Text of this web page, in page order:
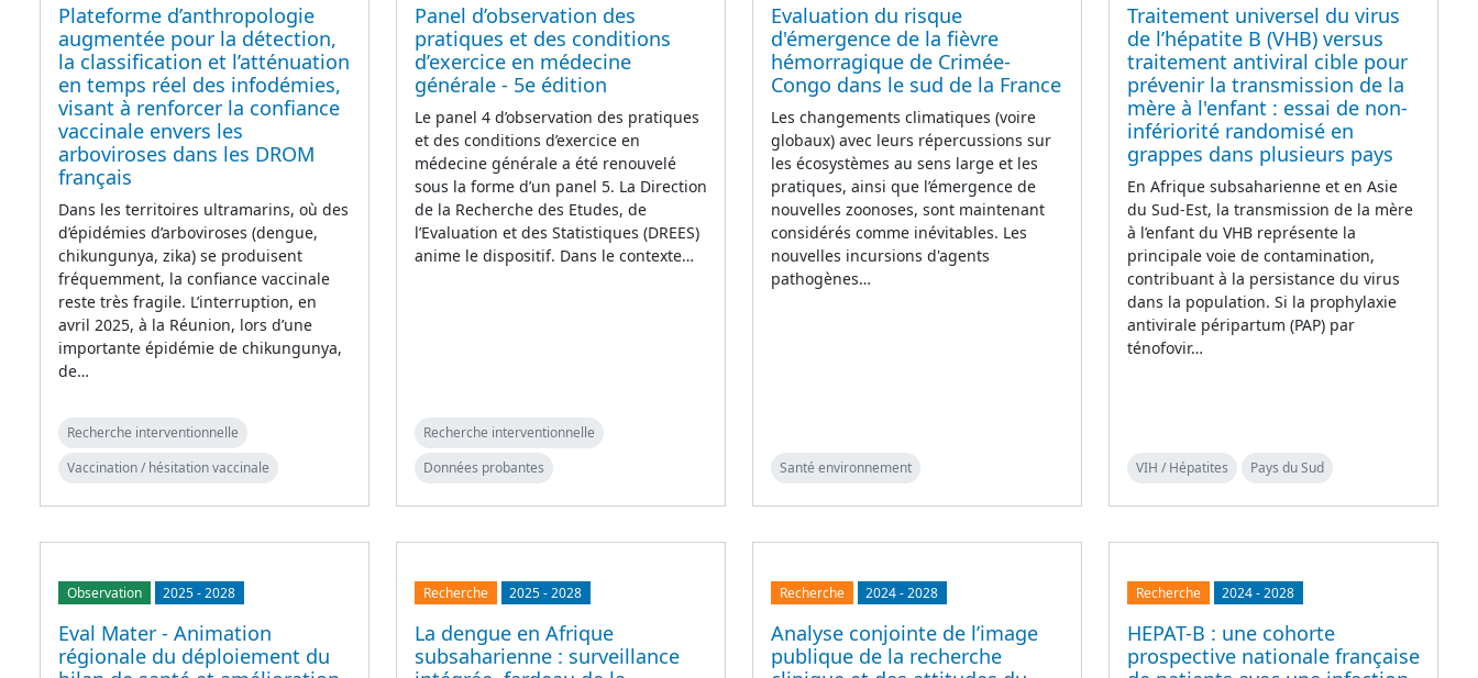
Plateforme d’anthropologie
augmentée pour la détection,
la classification et l’atténuation
en temps réel des infodémies,
visant à renforcer la confiance
vaccinale envers les
arboviroses dans les DROM
français
Dans les territoires ultramarins, où des
d’épidémies d’arboviroses (dengue,
chikungunya, zika) se produisent
fréquemment, la confiance vaccinale
reste très fragile. L’interruption, en
avril 2025, à la Réunion, lors d’une
importante épidémie de chikungunya,
de…
Recherche interventionnelle
Vaccination / hésitation vaccinale
Panel d’observation des
pratiques et des conditions
d’exercice en médecine
générale - 5e édition
Le panel 4 d’observation des pratiques
et des conditions d’exercice en
médecine générale a été renouvelé
sous la forme d’un panel 5. La Direction
de la Recherche des Etudes, de
l’Evaluation et des Statistiques (DREES)
anime le dispositif. Dans le contexte…
Recherche interventionnelle
Données probantes
Evaluation du risque
d'émergence de la fièvre
hémorragique de Crimée-
Congo dans le sud de la France
Les changements climatiques (voire
globaux) avec leurs répercussions sur
les écosystèmes au sens large et les
pratiques, ainsi que l’émergence de
nouvelles zoonoses, sont maintenant
considérés comme inévitables. Les
nouvelles incursions d'agents
pathogènes…
Santé environnement
Traitement universel du virus
de l’hépatite B (VHB) versus
traitement antiviral cible pour
prévenir la transmission de la
mère à l'enfant : essai de non-
infériorité randomisé en
grappes dans plusieurs pays
En Afrique subsaharienne et en Asie
du Sud-Est, la transmission de la mère
à l’enfant du VHB représente la
principale voie de contamination,
contribuant à la persistance du virus
dans la population. Si la prophylaxie
antivirale péripartum (PAP) par
ténofovir…
VIH / Hépatites Pays du Sud
Observation 2025-2028
Eval Mater - Animation
régionale du déploiement du
Recherche 2025-2028
La dengue en Afrique
subsaharienne : surveillance
Recherche 2024-2028
Analyse conjointe de l’image
publique de la recherche
Recherche 2024-2028
HEPAT-B : une cohorte
prospective nationale française